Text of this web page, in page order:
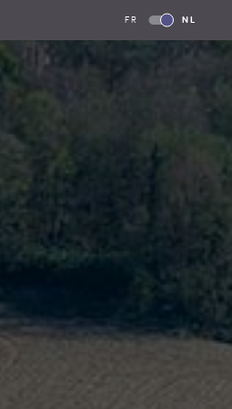
FR NL